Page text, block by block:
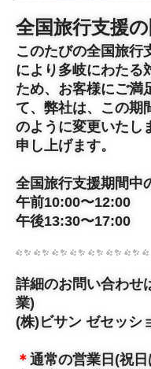
全国旅行支援
このたびの全国旅行
により多岐にわたる
ため、お客様にご満
て、弊社は、この期
のように変更いたし
申し上げます。
全国旅行支援期間中
午前10:00〜12:00
午後13:30〜17:00
詳細のお問い合わせ
業)
(株)ビサン ゼセッシ
＊ 通常の営業日(祝